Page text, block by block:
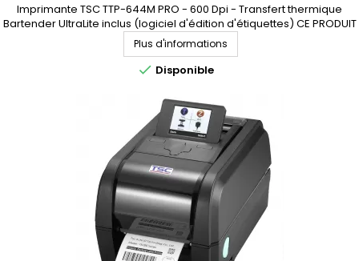
Imprimante TSC TTP-644M PRO - 600 Dpi - Transfert thermique
Bartender UltraLite inclus (logiciel d'édition d'étiquettes) CE PRODUIT
N'EST PLUS COMMERCIALISÉ. NOUS SOMMES À VOTRE DISPOSITION
POUR VOUS PROPOSER UN MODÈLE DE REMPLACEMENT.
Plus d'informations
 Disponible